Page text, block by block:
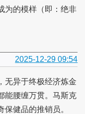
为的模样（即：绝非
2025-12-29 09:54
无异于终极经济炼金
能腰缠万贯。马斯克
健品的推销员。